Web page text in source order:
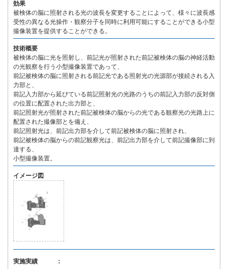
効果
被検体の脳に照射される光の波長を変更することによって、様々に波長感
受性の異なる光操作・観察分子を同時に利用可能にすることができる小型
撮像装置を提供することができる。
技術概要
被検体の脳に光を照射し、前記光が照射された前記被検体の脳の神経活動
の光観察を行う小型撮像装置であって、
前記被検体の脳に照射される前記光である照射光の光源部が接続される入
力部と、
前記入力部から延びている前記照射光の光路のうちの前記入力部の反対側
の位置に配置された出力部と、
前記照射光が照射された前記被検体の脳からの光である観察光の光路上に
配置された撮像部とを備え、
前記照射光は、前記出力部を介して前記被検体の脳に照射され、
前記被検体の脳からの前記観察光は、前記出力部を介して前記撮像部に到
達する、
小型撮像装置。
イメージ図
実施実績 ：